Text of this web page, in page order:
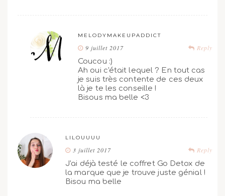
MELODYMAKEUPADDICT
Reply
9 juillet 2017
Coucou :)
Ah oui c'était lequel ? En tout cas
je suis très contente de ces deux
là je te les conseille !
Bisous ma belle <3
LILOUUUU
Reply
3 juillet 2017
J'ai déjà testé le coffret Go Detox de
la marque que je trouve juste génial !
Bisou ma belle